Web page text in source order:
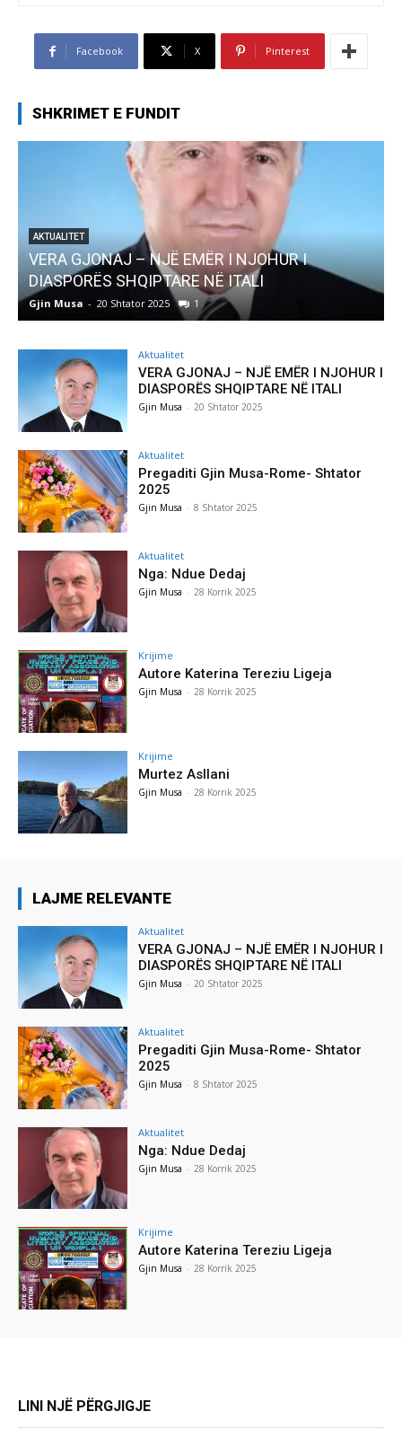
Facebook X Pinterest
SHKRIMET E FUNDIT
AKTUALITET
Pregaditi Gjin Musa-Rome- Shtator 2025
Gjin Musa 8 Shtator 2025 0
Aktualitet
VERA GJONAJ – NJË EMËR I NJOHUR I
DIASPORËS SHQIPTARE NË ITALI
Gjin Musa - 20 Shtator 2025
Aktualitet
Pregaditi Gjin Musa-Rome- Shtator
2025
Gjin Musa - 8 Shtator 2025
Aktualitet
Nga: Ndue Dedaj
Gjin Musa - 28 Korrik 2025
Krijime
Autore Katerina Tereziu Ligeja
Gjin Musa - 28 Korrik 2025
Krijime
Murtez Asllani
Gjin Musa - 28 Korrik 2025
LAJME RELEVANTE
Aktualitet
VERA GJONAJ – NJË EMËR I NJOHUR I
DIASPORËS SHQIPTARE NË ITALI
Gjin Musa - 20 Shtator 2025
Aktualitet
Pregaditi Gjin Musa-Rome- Shtator
2025
Gjin Musa - 8 Shtator 2025
Aktualitet
Nga: Ndue Dedaj
Gjin Musa - 28 Korrik 2025
Krijime
Autore Katerina Tereziu Ligeja
Gjin Musa - 28 Korrik 2025
LINI NJË PËRGJIGJE